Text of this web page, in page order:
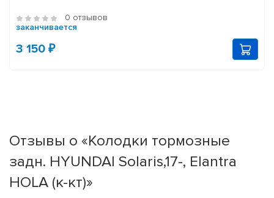
0 отзывов
заканчивается
3 150 ₽
Отзывы о «Колодки тормозные
задн. HYUNDAI Solaris,17-, Elantra
HOLA (к-кт)»